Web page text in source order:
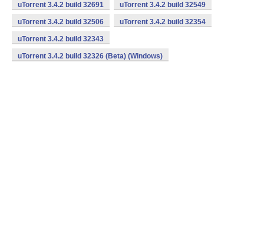
uTorrent 3.4.2 build 32691 uTorrent 3.4.2 build 32549
uTorrent 3.4.2 build 32506 uTorrent 3.4.2 build 32354
uTorrent 3.4.2 build 32343
uTorrent 3.4.2 build 32326 (Beta) (Windows)